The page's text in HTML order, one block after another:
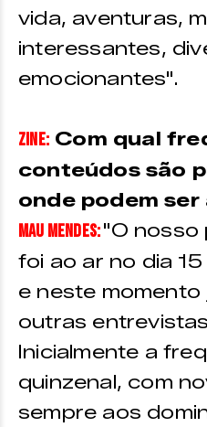
vida, aventuras,
interessantes,
emocionantes".
ZINE: Com qual
conteúdos são
onde podem ser
Mau Mendes:"O nosso
foi ao ar no dia
e neste
outras
Inicialmente a
quinzenal, com
sempre aos